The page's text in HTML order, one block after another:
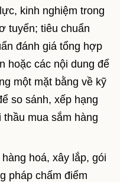
kinh nghiệm trong
tuyển; tiêu chuẩn
đánh giá tổng hợp
hoặc các nội dung để
một mặt bằng về kỹ
so sánh, xếp hạng
mua sắm hàng
hoá, xây lắp, gói
pháp chấm điểm